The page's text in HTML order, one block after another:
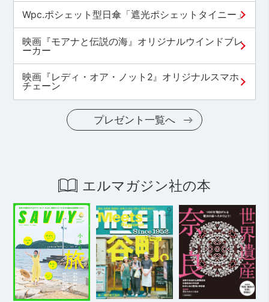
Wpc.ポシェット型日傘「遮光ポシェットタイニー」
映画『モアナと伝説の海』オリジナルウインドブレ
ーカー
映画『レディ・オア・ノット2』オリジナルスマホ
チェーン
プレゼント一覧へ
エルマガジン社の本